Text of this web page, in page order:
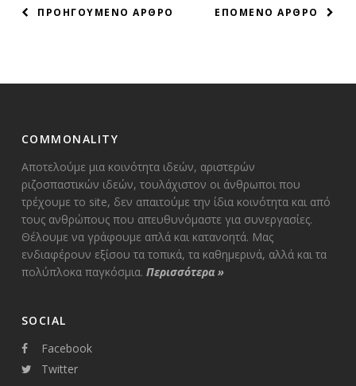
ΠΛΟΗΓΗΣΗ
ΕΠΟΜΕΝΟ ΑΡΘΡΟ
ΠΡΟΗΓΟΥΜΕΝΟ ΑΡΘΡΟ
COMMONALITY
Αποτελούμε μια κοινότητα ιδεών, αριστερών
ριζοσπαστικών ιδεών, τουλάχιστον οι άνθρωποι που
τρέχουμε το site, δεν απαιτούμε την ίδια κοινότητα και από
τους ανθρώπους που απευθυνόμαστε για συνεργασίες.
Θέλουμε να γράφουμε απλά και κατανοητά. Μας
ενδιαφέρουν εξίσου τα τοπικά, τα καθημερινά, αλλά και τα
πολύπλοκα παγκόσμια. Περισσότερα»
SOCIAL
Facebook
Twitter